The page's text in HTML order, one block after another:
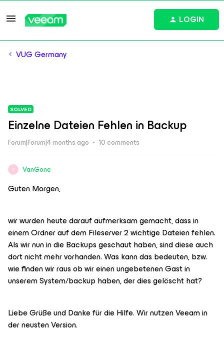
LOGIN
VUG Germany
SOLVED
Einzelne Dateien Fehlen in Backup
Forum|Forum|4 months ago 10 comments
V VanGone
Guten Morgen,
wir wurden heute darauf aufmerksam gemacht, dass in
einem Ordner auf dem Fileserver 2 wichtige Dateien fehlen.
Als wir nun in die Backups geschaut haben, sind diese auch
dort nicht mehr vorhanden. Was kann das bedeuten, bzw.
wie finden wir raus ob wir einen ungebetenen Gast in
unserem System/backup haben, der dies gelöscht hat?
Liebe Grüße und Danke für die Hilfe. Wir nutzen Veeam in
der neusten Version.